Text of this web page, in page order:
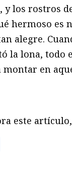
los rostros
hermoso es
alegre.
la lona, todo
en
este